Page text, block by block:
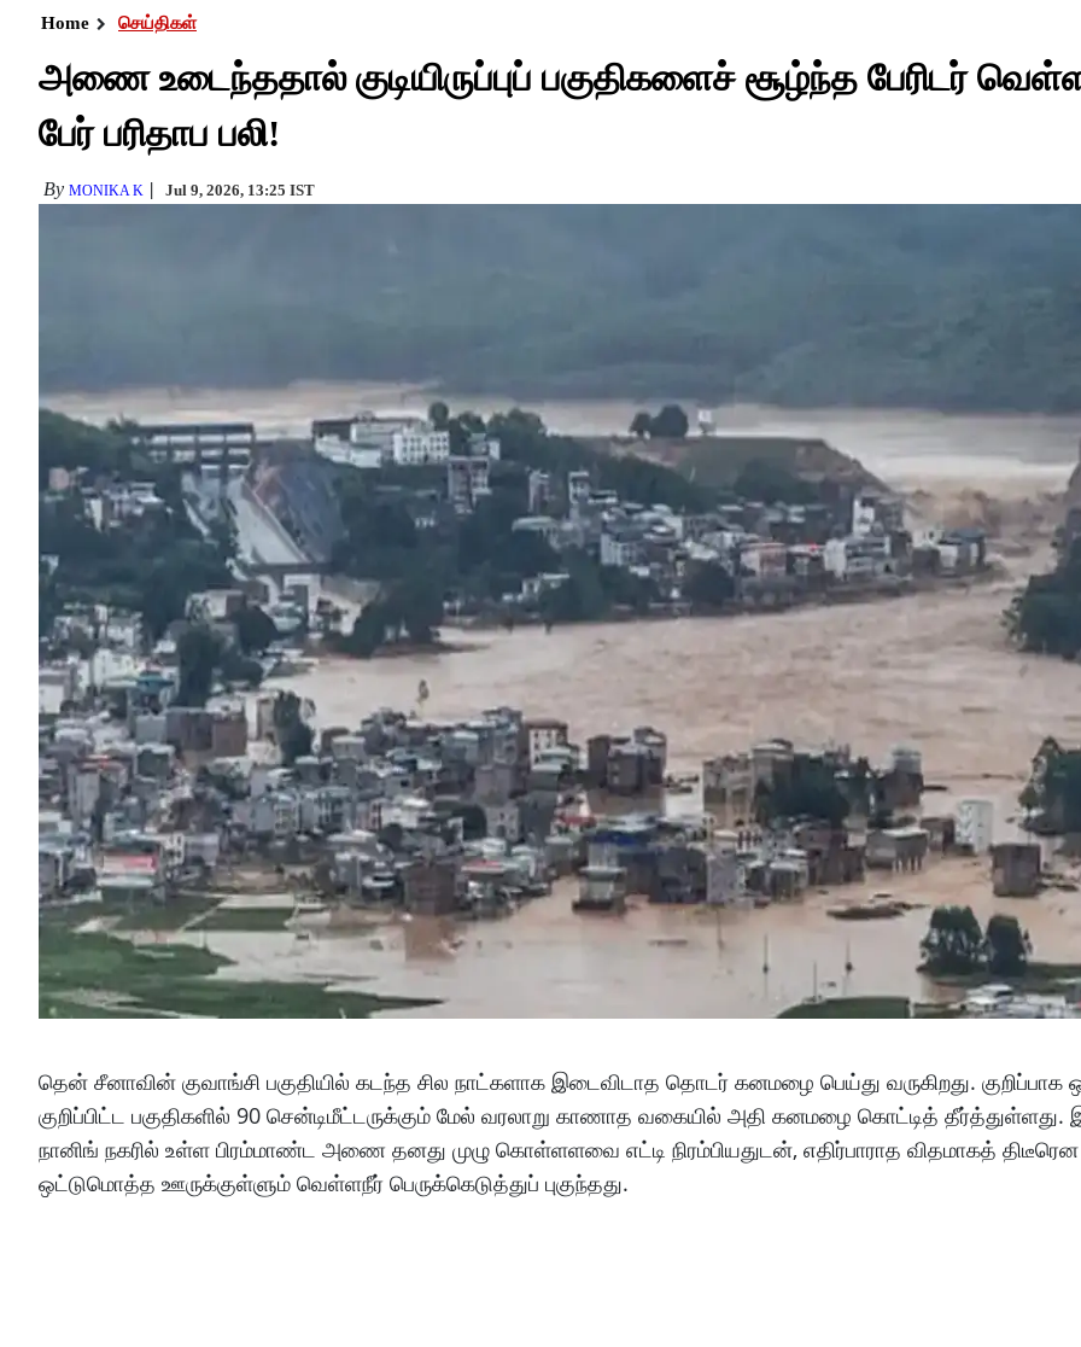
Home செய்திகள்
அணை உடைந்ததால் குடியிருப்புப் பகுதிகளைச் சூழ்ந்த பேரிடர்
பேர் பரிதாப பலி!
By MONIKA K Jul 9, 2026, 13:25 IST
தென் சீனாவின் குவாங்சி பகுதியில் கடந்த சில நாட்களாக இடைவிடாத தொடர் கனமழை பெய்து வருகிறது. குறிப்பாக
குறிப்பிட்ட பகுதிகளில் 90 சென்டிமீட்டருக்கும் மேல் வரலாறு காணாத வகையில் அதி கனமழை கொட்டித்
நானிங் நகரில் உள்ள பிரம்மாண்ட அணை தனது முழு கொள்ளளவை எட்டி நிரம்பியதுடன், எதிர்பாராத விதமாகத்
ஒட்டுமொத்த ஊருக்குள்ளும் வெள்ளநீர் பெருக்கெடுத்துப் புகுந்தது.